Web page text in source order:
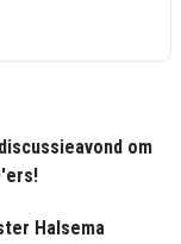
om
Halsema